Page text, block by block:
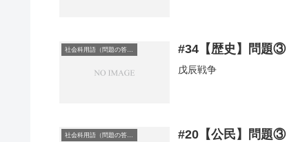
#34【歴史】問題③
戊辰戦争
社会科用語（問題の答え） #20【公民】問題③